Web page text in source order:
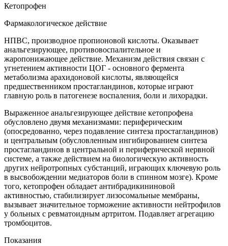
Кетопрофен
Фармакологическое действие
НПВС, производное пропионовой кислоты. Оказывает
анальгезирующее, противовоспалительное и
жаропонижающее действие. Механизм действия связан с
угнетением активности ЦОГ - основного фермента
метаболизма арахидоновой кислоты, являющейся
предшественником простагландинов, которые играют
главную роль в патогенезе воспаления, боли и лихорадки.
Выраженное анальгезирующее действие кетопрофена
обусловлено двумя механизмами: периферическим
(опосредованно, через подавление синтеза простагландинов)
и центральным (обусловленным ингибированием синтеза
простагландинов в центральной и периферической нервной
системе, а также действием на биологическую активность
других нейротропных субстанций, играющих ключевую роль
в высвобождении медиаторов боли в спинном мозге). Кроме
того, кетопрофен обладает антибрадикининовой
активностью, стабилизирует лизосомальные мембраны,
вызывает значительное торможение активности нейтрофилов
у больных с ревматоидным артритом. Подавляет агрегацию
тромбоцитов.
Показания